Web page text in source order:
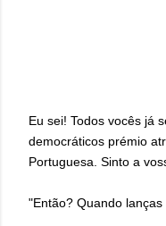
Eu sei! Todos vocês já
democráticos prémio
Portuguesa. Sinto a
"Então? Quando lanças